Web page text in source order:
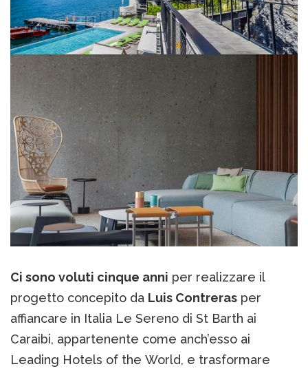
Ci sono voluti cinque anni per realizzare il
progetto concepito da Luis Contreras per
affiancare in Italia Le Sereno di St Barth ai
Caraibi, appartenente come anch’esso ai
Leading Hotels of the World, e trasformare